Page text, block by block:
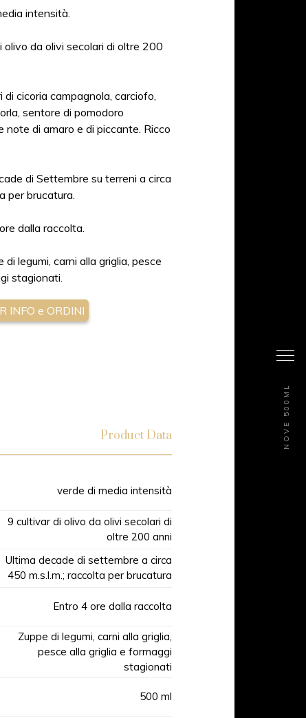
intensità.
olivo da olivi secolari di oltre 200
di cicoria campagnola, carciofo,
sentore di pomodoro
note di amaro e di piccante. Ricco
di Settembre su terreni a circa
per brucatura.
dalla raccolta.
di legumi, carni alla griglia, pesce
stagionati.
INFO e ORDINI
Product Data
verde di media intensità
9 cultivar di olivo da olivi secolari di
oltre 200 anni
Ultima decade di settembre a circa
450 m.s.l.m.; raccolta per brucatura
Entro 4 ore dalla raccolta
Zuppe di legumi, carni alla griglia,
pesce alla griglia e formaggi
stagionati
500 ml
NOVE 500ML